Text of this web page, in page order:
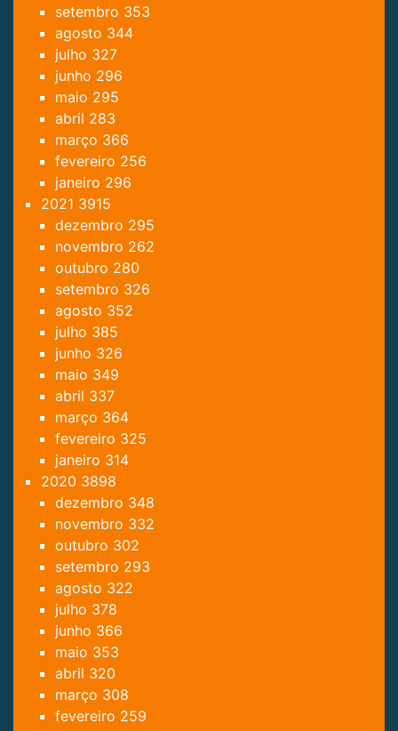
setembro 353
agosto 344
julho 327
junho 296
maio 295
abril 283
março 366
fevereiro 256
janeiro 296
2021 3915
dezembro 295
novembro 262
outubro 280
setembro 326
agosto 352
julho 385
junho 326
maio 349
abril 337
março 364
fevereiro 325
janeiro 314
2020 3898
dezembro 348
novembro 332
outubro 302
setembro 293
agosto 322
julho 378
junho 366
maio 353
abril 320
março 308
fevereiro 259